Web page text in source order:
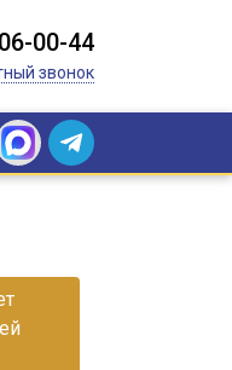
00-44
звонок